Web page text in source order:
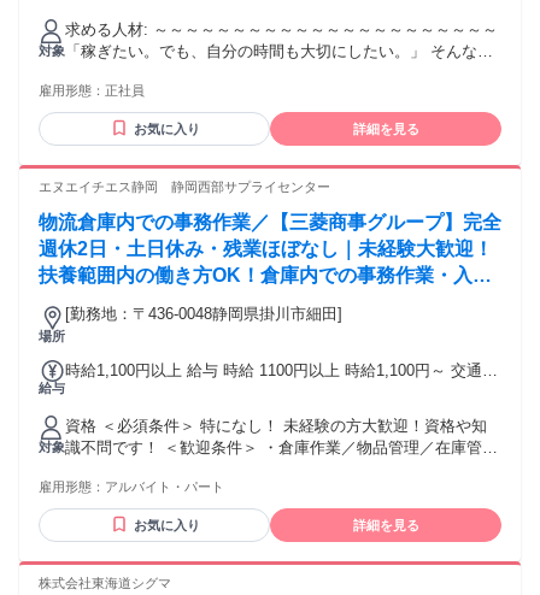
む。40時間を超える残業代は追加で支給する。 月給40万円以
上＋諸手当＋インセンティブ ※年齢・経験・能力を考慮の
上、決定します ※固定残業代40時間分を含む（超過分は別途
支給） ※研修期間中も給与・待遇に変動はありません 未経験
なく続けられる働き方」 そのどちらも叶えられる環境です。
契約後だけではなく、 担当スタッフが長く活躍するほどイン
センティブにも反映。 安定した収入を目指しながら、 ワーク
ライフバランスも大切にできます。 また、明確な評価制度を
整えており、 昇給・昇格のチャンスは年12回。 年齢や社歴で
はなく、 日々の取り組みや成果を正当に評価します。 ＜年収
例＞ ・年収540万円／入社1年目・メンバー ・年収720万円／
入社2年目・支店長 ・年収870万円／入社4年目・支店長 ・年
ャリアアップと収入アップの両方を目指せます。
対象
求める人材: ～～～～～～～～～～～～～～～～～～～～～～
「稼ぎたい。でも、自分の時間も大切にしたい。」 そんな方
戦したい」 「頑張った分はしっかり評価されたい」 「将来も
安心して働ける環境を選びたい」 そんな想いに応えます。 現
在活躍している社員も、 未経験からスタートしたメンバーが
営業経験や人材業界の知識は必要ありません。 ～～～～～～
免許があればOKです。 意欲重視の採用を行っているので、
これまでの経験やスキルは一切問いません。 ✅こんな方にピ
ッタリ ・人と接することが好きな方 ・未経験から新しいキャ
リアを築きたい方 ・接客や販売経験を活かしたい方 ・ブラン
クから仕事復帰したい方 ・長く安心して働ける会社を探して
・頑張った分だけ収入を伸ばしたい方 ・自分の力でキャリア
したい方 ・年齢や性別ではなく成果で評価されたい方 ✅ワー
クナビで希望のライフステージを！ 仕事を頑張りたい。 で
長く活躍できる会社でありたいと私たちは考えています。 未
経験からでも、 営業として成長し、 収入もキャリアも手に入
れられる。 そしてライフステージが変わっても、 自分らしく
雇用形態： 正社員
お気に入り 詳細を見る
エヌエイチエス静岡 静岡西部サプライセンター
物流倉庫内での事務作業／【三菱商事グループ】完全
週休2日・土日休み・残業ほぼなし｜未経験大歓迎！
扶養範囲内の働き方OK！倉庫内での事務作業・入庫
作業など
場所
[勤務地：〒436-0048静岡県掛川市細田]
給与
時給1,100円以上 給与 時給 1100円以上 時給1,100円～ 交通
対象
資格 ＜必須条件＞ 特になし！ 未経験の方大歓迎！資格や知
識不問です！ ＜歓迎条件＞ ・倉庫作業／物品管理／在庫管理
クでお仕事お探し中の方も歓迎 ・学歴不問！中卒・高卒OK
・資格不要・経験不問 ・フリーター歓迎 ・長期勤務できる方
・副業、WワークOK ・ミドル世代も活躍中 ＜こんな方もぜ
用事でのお休み調整もOK！
雇用形態： アルバイト・パート
お気に入り 詳細を見る
株式会社東海道シグマ